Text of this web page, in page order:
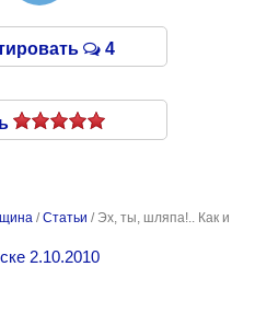
4
/Статьи / Эх, ты, шляпа!.. Как и
2.10.2010